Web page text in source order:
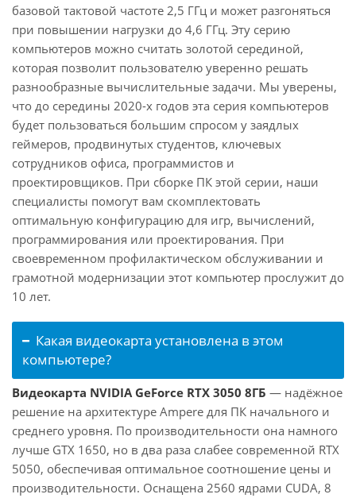
базовой тактовой частоте 2,5 ГГц и может разгоняться
при повышении нагрузки до 4,6 ГГц. Эту серию
компьютеров можно считать золотой серединой,
которая позволит пользователю уверенно решать
разнообразные вычислительные задачи. Мы уверены,
что до середины 2020-х годов эта серия компьютеров
будет пользоваться большим спросом у заядлых
геймеров, продвинутых студентов, ключевых
сотрудников офиса, программистов и
проектировщиков. При сборке ПК этой серии, наши
специалисты помогут вам скомплектовать
оптимальную конфигурацию для игр, вычислений,
программирования или проектирования. При
своевременном профилактическом обслуживании и
грамотной модернизации этот компьютер прослужит до
10 лет.
Какая видеокарта установлена в этом
компьютере?
Видеокарта NVIDIA GeForce RTX 3050 8ГБ — надёжное
решение на архитектуре Ampere для ПК начального и
среднего уровня. По производительности она намного
лучше GTX 1650, но в два раза слабее современной RTX
5050, обеспечивая оптимальное соотношение цены и
производительности. Оснащена 2560 ядрами CUDA, 8